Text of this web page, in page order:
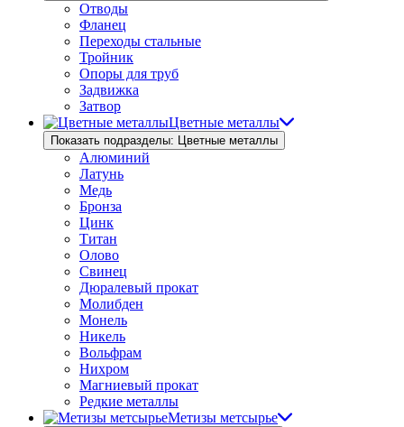
Отводы
Фланец
Переходы стальные
Тройник
Опоры для труб
Задвижка
Затвор
Цветные металлы
Показать подразделы: Цветные металлы
Алюминий
Латунь
Медь
Бронза
Цинк
Титан
Олово
Свинец
Дюралевый прокат
Молибден
Монель
Никель
Вольфрам
Нихром
Магниевый прокат
Редкие металлы
Метизы метсырье